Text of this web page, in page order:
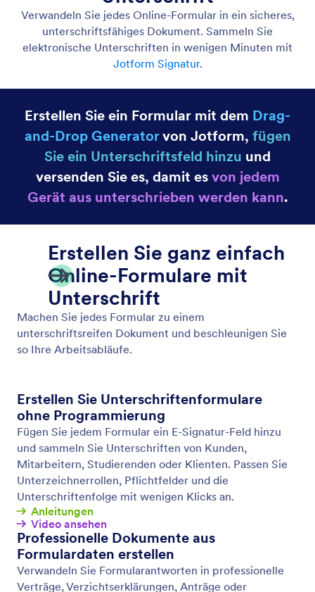
Jotform Funktionen Erweiterte FormularoptionenKategorie
Wandeln Sie ganz einfach Formular-Antworten in
PDF-Dokumente um. Erstellen Sie PDFs für einzelne
oder mehrere Formular-Antworten.
Speichern & später fortfahren
Verwandeln Sie unvollständige Formular Antworten
in die Daten, die Sie benötigen. Lassen Sie Benutzer
ihre Antworten auf Ihre Formularfragen speichern
und später zurückkehren, um ihre Eingaben zu
vervollständigen.